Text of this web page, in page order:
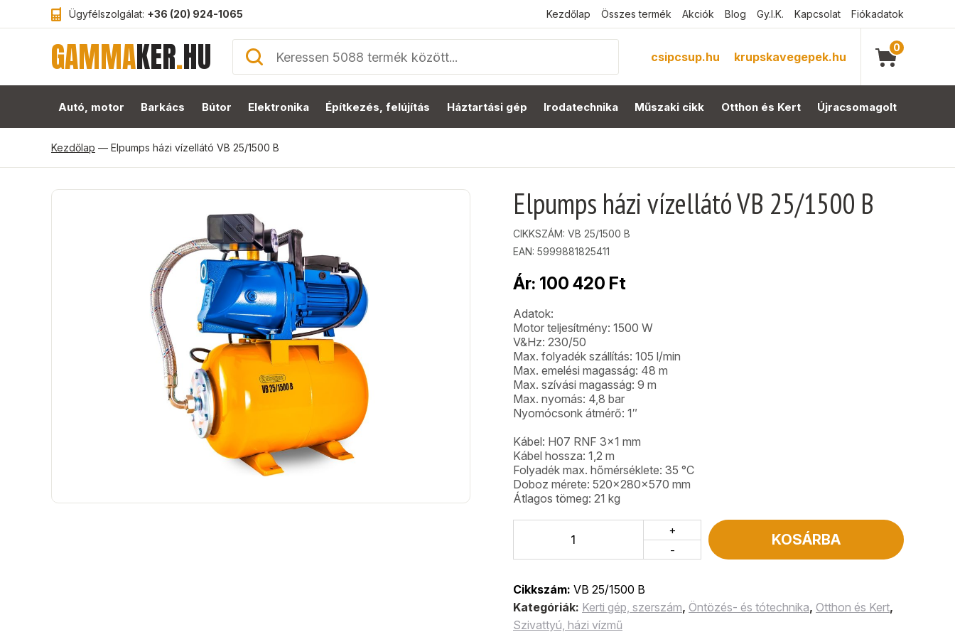
Ügyfélszolgálat: +36 (20) 924-1065 Kezdőlap Összes termék Akciók Blog Gy.I.K. Kapcsolat Fiókadatok
GAMMAKER.HU csipcsup.hu krupskavegepek.hu
0
Autó, motor Barkács Bútor Elektronika Építkezés, felújítás Háztartási gép Irodatechnika Műszaki cikk Otthon és Kert Újracsomagolt
Kezdőlap — Elpumps házi vízellátó VB 25/1500 B
Elpumps házi vízellátó VB 25/1500 B
CIKKSZÁM: VB 25/1500 B
EAN: 5999881825411
Ár: 100 420 Ft
Adatok:
Motor teljesítmény: 1500 W
V&Hz: 230/50
Max. folyadék szállítás: 105 l/min
Max. emelési magasság: 48 m
Max. szívási magasság: 9 m
Max. nyomás: 4,8 bar
Nyomócsonk átmérő: 1″
Kábel: H07 RNF 3×1 mm
Kábel hossza: 1,2 m
Folyadék max. hőmérséklete: 35 °C
Doboz mérete: 520x280x570 mm
Átlagos tömeg: 21 kg
-
+
KOSÁRBA
Cikkszám: VB 25/1500 B
Kategóriák: Kerti gép, szerszám, Öntözés- és tótechnika, Otthon és Kert,
Szivattyú, házi vízmű